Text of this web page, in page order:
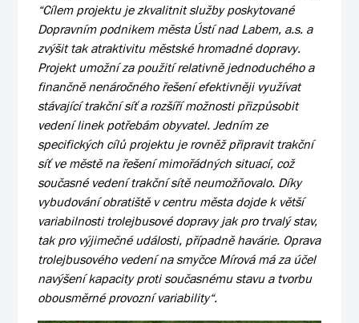
“Cílem projektu je zkvalitnit služby poskytované
Dopravním podnikem města Ústí nad Labem, a.s. a
zvýšit tak atraktivitu městské hromadné dopravy.
Projekt umožní za použití relativně jednoduchého a
finančně nenáročného řešení efektivněji využívat
stávající trakční síť a rozšíří možnosti přizpůsobit
vedení linek potřebám obyvatel. Jedním ze
specifických cílů projektu je rovněž připravit trakční
síť ve městě na řešení mimořádných situací, což
současné vedení trakční sítě neumožňovalo. Díky
vybudování obratiště v centru města dojde k větší
variabilnosti trolejbusové dopravy jak pro trvalý stav,
tak pro výjimečné události, případně havárie. Oprava
trolejbusového vedení na smyčce Mírová má za účel
navýšení kapacity proti současnému stavu a tvorbu
obousměrné provozní variability“.